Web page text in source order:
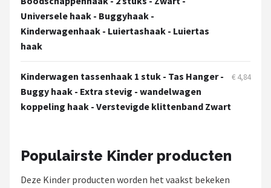
Universele haak - Buggyhaak -
Kinderwagenhaak - Luiertashaak - Luiertas
haak
Kinderwagen tassenhaak 1 stuk - Tas Hanger -
Buggy haak - Extra stevig - wandelwagen
koppeling haak - Verstevigde klittenband Zwart
€ 4,84
Populairste Kinder producten
Deze Kinder producten worden het vaakst bekeken